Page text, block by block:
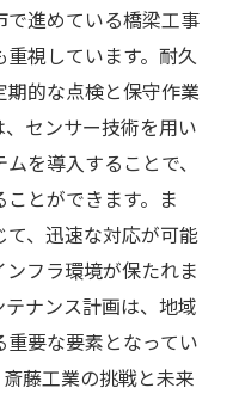
進めている橋梁工事
視しています。耐久
的な点検と保守作業
センサー技術を用い
を導入することで、
とができます。ま
、迅速な対応が可能
フラ環境が保たれま
ナンス計画は、地域
要な要素となってい
藤工業の挑戦と未来